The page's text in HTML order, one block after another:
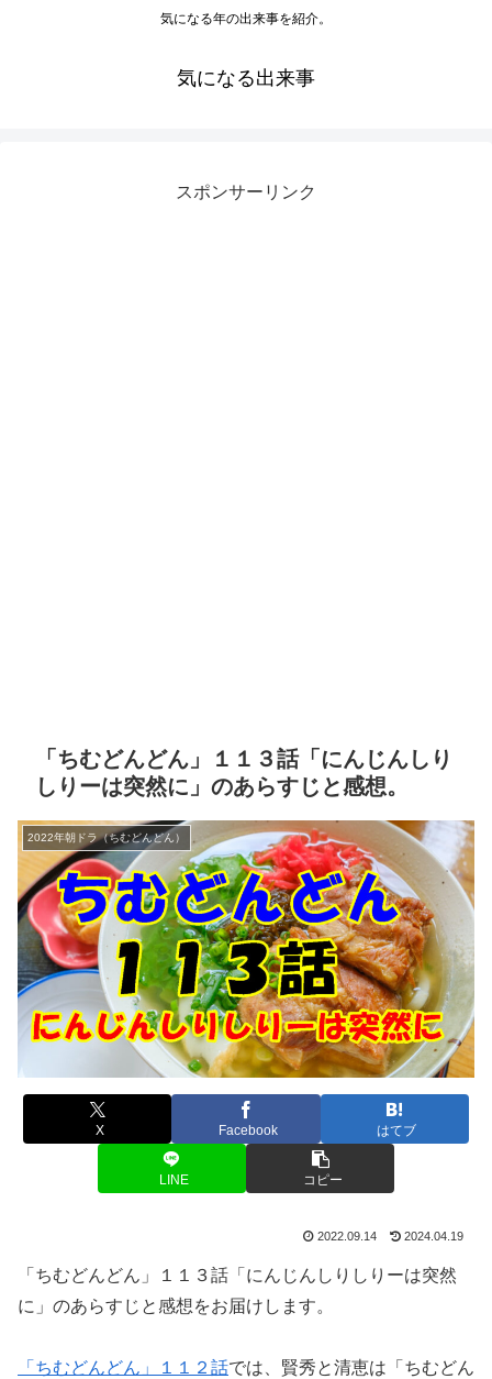
気になる年の出来事を紹介。
気になる出来事
スポンサーリンク
「ちむどんどん」１１３話「にんじんしり
しりーは突然に」のあらすじと感想。
2022年朝ドラ（ちむどんどん）
X Facebook はてブ
LINE コピー
2022.09.14 2024.04.19
「ちむどんどん」１１３話「にんじんしりしりーは突然
に」のあらすじと感想をお届けします。
「ちむどんどん」１１２話では、賢秀と清恵は「ちむどん